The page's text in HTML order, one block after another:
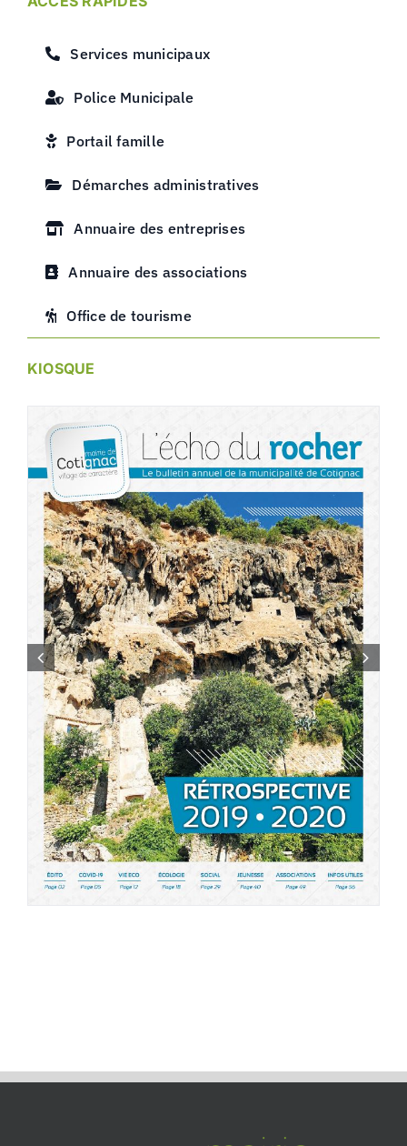
Services municipaux
Police Municipale
Portail famille
Démarches administratives
Annuaire des entreprises
Annuaire des associations
Office de tourisme
KIOSQUE